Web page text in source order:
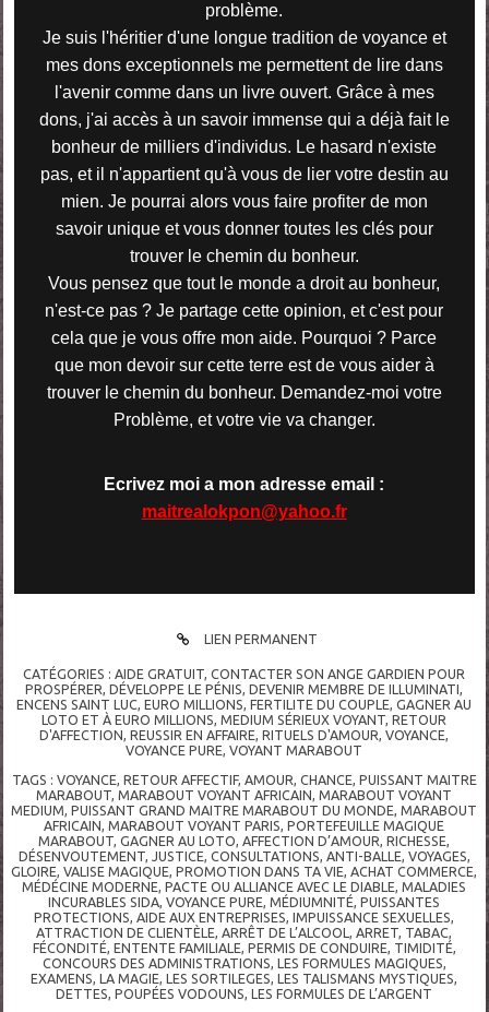
problème.
Je suis l'héritier d'une longue tradition de voyance et
mes dons exceptionnels me permettent de lire dans
l'avenir comme dans un livre ouvert. Grâce à mes
dons, j'ai accès à un savoir immense qui a déjà fait le
bonheur de milliers d'individus. Le hasard n'existe
pas, et il n'appartient qu'à vous de lier votre destin au
mien. Je pourrai alors vous faire profiter de mon
savoir unique et vous donner toutes les clés pour
trouver le chemin du bonheur.
Vous pensez que tout le monde a droit au bonheur,
n'est-ce pas ? Je partage cette opinion, et c'est pour
cela que je vous offre mon aide. Pourquoi ? Parce
que mon devoir sur cette terre est de vous aider à
trouver le chemin du bonheur. Demandez-moi votre
Problème, et votre vie va changer.
Ecrivez moi a mon adresse email :
maitrealokpon@yahoo.fr
LIEN PERMANENT
CATÉGORIES :AIDE GRATUIT,CONTACTER SON ANGE GARDIEN POUR
PROSPÉRER,DÉVELOPPE LE PÉNIS,DEVENIR MEMBRE DE ILLUMINATI,
ENCENS SAINT LUC,EURO MILLIONS,FERTILITE DU COUPLE,GAGNER AU
LOTO ET À EURO MILLIONS,MEDIUM SÉRIEUX VOYANT,RETOUR
D'AFFECTION,REUSSIR EN AFFAIRE,RITUELS D'AMOUR,VOYANCE,
VOYANCE PURE,VOYANT MARABOUT
TAGS : VOYANCE RETOUR AFFECTIF, AMOUR CHANCE PUISSANT MAITRE
MARABOUT ,MARABOUT VOYANT AFRICAIN ,MARABOUT VOYANT
MEDIUM ,PUISSANT GRAND MAITRE MARABOUT DU MONDE ,MARABOUT
AFRICAIN ,MARABOUT VOYANT PARIS ,PORTEFEUILLE MAGIQUE
MARABOUT ,GAGNER AU LOTO AFFECTION D’AMOUR ,RICHESSE
DÉSENVOUTEMENT, JUSTICE CONSULTATIONS ANTI-BALLE VOYAGES
GLOIRE ,VALISE MAGIQUE ,PROMOTION DANS TA VIE ACHAT COMMERCE
MÉDÉCINE MODERNE ,PACTE OU ALLIANCE AVEC LE DIABLE ,MALADIES
INCURABLES SIDA ,VOYANCE PURE ,MÉDIUMNITÉ ,PUISSANTES
PROTECTIONS AIDE AUX ENTREPRISES ,IMPUISSANCE SEXUELLES
ATTRACTION DE CLIENTÈLE ARRÊT DE L’ALCOOL ARRET TABAC
FÉCONDITÉ ENTENTE FAMILIALE PERMIS DE CONDUIRE TIMIDITÉ
CONCOURS DES ADMINISTRATIONS LES FORMULES MAGIQUES
EXAMENS ,LA MAGIE ,LES SORTILEGES ,LES TALISMANS MYSTIQUES
DETTES ,POUPÉES VODOUNS ,LES FORMULES DE L’ARGENT